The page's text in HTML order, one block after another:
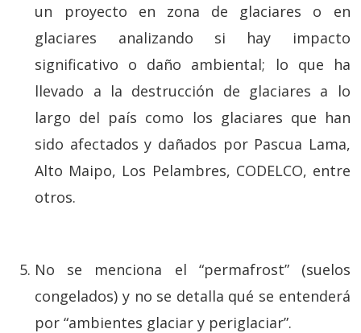
un proyecto en zona de glaciares o en
glaciares analizando si hay impacto
significativo o daño ambiental; lo que ha
llevado a la destrucción de glaciares a lo
largo del país como los glaciares que han
sido afectados y dañados por Pascua Lama,
Alto Maipo, Los Pelambres, CODELCO, entre
otros.
No se menciona el “permafrost” (suelos
congelados) y no se detalla qué se entenderá
por “ambientes glaciar y periglaciar”.